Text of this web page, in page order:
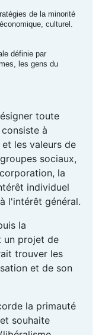
de la minorité
culturel.
définie par
les gens du
toute
à
les valeurs de
sociaux,
la
individuel
l'intérêt général.
la
un projet de
trouver les
et de son
la primauté
souhaite